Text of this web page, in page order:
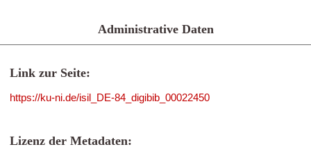
Administrative Daten
Link zur Seite:
https://ku-ni.de/isil_DE-84_digibib_00022450
Lizenz der Metadaten: